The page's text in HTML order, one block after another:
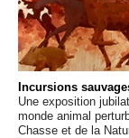
Incursions
Une exposition
monde animal
Chasse et de la